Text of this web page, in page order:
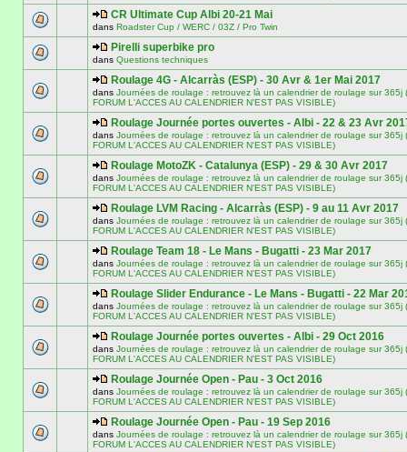
CR Ultimate Cup Albi 20-21 Mai
dans Roadster Cup / WERC / 03Z / Pro Twin
Pirelli superbike pro
dans Questions techniques
Roulage 4G - Alcarràs (ESP) - 30 Avr & 1er Mai 2017
dans Journées de roulage : retrouvez là un calendrier de roulage sur 365j
FORUM L'ACCES AU CALENDRIER N'EST PAS VISIBLE)
Roulage Journée portes ouvertes - Albi - 22 & 23 Avr
dans Journées de roulage : retrouvez là un calendrier de roulage sur 365j
FORUM L'ACCES AU CALENDRIER N'EST PAS VISIBLE)
Roulage MotoZK - Catalunya (ESP) - 29 & 30 Avr 2017
dans Journées de roulage : retrouvez là un calendrier de roulage sur 365j
FORUM L'ACCES AU CALENDRIER N'EST PAS VISIBLE)
Roulage LVM Racing - Alcarràs (ESP) - 9 au 11 Avr 2017
dans Journées de roulage : retrouvez là un calendrier de roulage sur 365j
FORUM L'ACCES AU CALENDRIER N'EST PAS VISIBLE)
Roulage Team 18 - Le Mans - Bugatti - 23 Mar 2017
dans Journées de roulage : retrouvez là un calendrier de roulage sur 365j
FORUM L'ACCES AU CALENDRIER N'EST PAS VISIBLE)
Roulage Slider Endurance - Le Mans - Bugatti - 22 Mar
dans Journées de roulage : retrouvez là un calendrier de roulage sur 365j
FORUM L'ACCES AU CALENDRIER N'EST PAS VISIBLE)
Roulage Journée portes ouvertes - Albi - 29 Oct 2016
dans Journées de roulage : retrouvez là un calendrier de roulage sur 365j
FORUM L'ACCES AU CALENDRIER N'EST PAS VISIBLE)
Roulage Journée Open - Pau - 3 Oct 2016
dans Journées de roulage : retrouvez là un calendrier de roulage sur 365j
FORUM L'ACCES AU CALENDRIER N'EST PAS VISIBLE)
Roulage Journée Open - Pau - 19 Sep 2016
dans Journées de roulage : retrouvez là un calendrier de roulage sur 365j
FORUM L'ACCES AU CALENDRIER N'EST PAS VISIBLE)